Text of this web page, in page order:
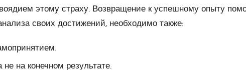
этому страху. Возвращение к успешному опыту
своих достижений, необходимо также:
не на конечном результате.